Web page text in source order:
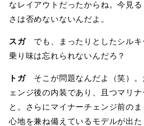
なレイアウトだったからね。今見
さは否めないないんだよ。
スガ でも、まったりとしたシル
乗り味は忘れられないんだろ？
トガ そこが問題なんだよ（笑）
ェンジ後の内装であり、且つマリ
と。さらにマイナーチェンジ前のま
心地を兼ね備えているモデルが出